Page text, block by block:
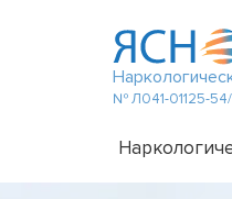
№ Л041-01125-